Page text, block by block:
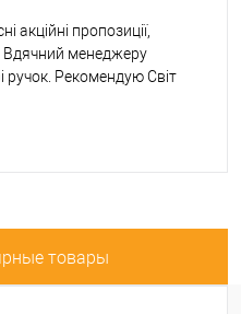
акційні пропозиції,
Вдячний менеджеру
ручок. Рекомендую Світ
товары